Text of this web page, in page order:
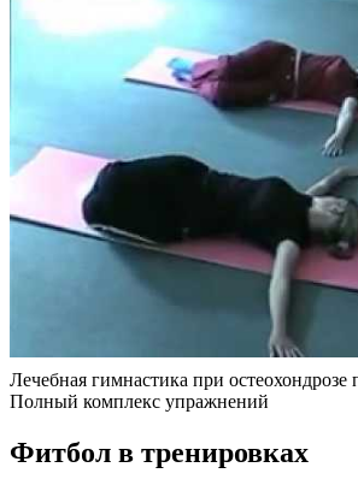
Лечебная гимнастика при остеохондрозе
Полный комплекс упражнений
Фитбол в тренировках